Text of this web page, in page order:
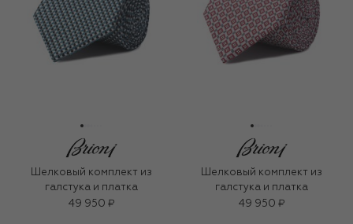
Шелковый комплект из
галстука и платка
49 950 ₽
Шелковый комплект из
галстука и платка
49 950 ₽